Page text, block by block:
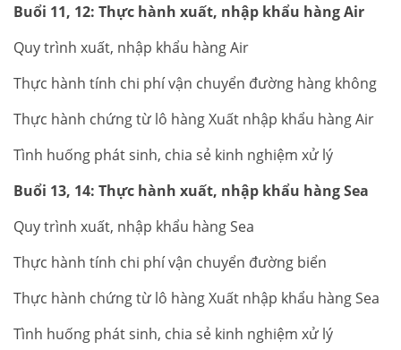
Buổi 11, 12: Thực hành xuất, nhập khẩu hàng Air
Quy trình xuất, nhập khẩu hàng Air
Thực hành tính chi phí vận chuyển đường hàng không
Thực hành chứng từ lô hàng Xuất nhập khẩu hàng Air
Tình huống phát sinh, chia sẻ kinh nghiệm xử lý
Buổi 13, 14: Thực hành xuất, nhập khẩu hàng Sea
Quy trình xuất, nhập khẩu hàng Sea
Thực hành tính chi phí vận chuyển đường biển
Thực hành chứng từ lô hàng Xuất nhập khẩu hàng Sea
Tình huống phát sinh, chia sẻ kinh nghiệm xử lý